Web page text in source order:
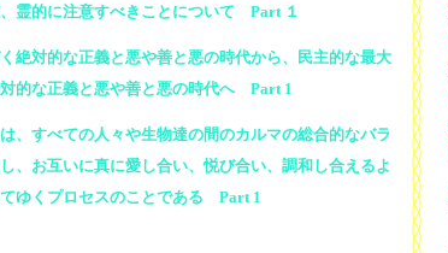
霊的に注意すべきことについて Part １
絶対的な正義と悪や善と悪の時代から、民主的な最大
的な正義と悪や善と悪の時代へ Part 1
は、すべての人々や生物達の間のカルマの総合的なバラ
、お互いに真に愛し合い、悦び合い、調和し合えるよ
ゆくプロセスのことである Part 1